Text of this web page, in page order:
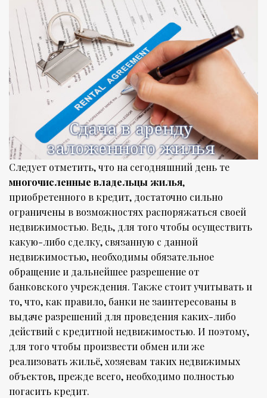
Следует отметить, что на сегодняшний день те
многочисленные владельцы жилья,
приобретенного в кредит, достаточно сильно
ограничены в возможностях распоряжаться своей
недвижимостью. Ведь, для того чтобы осуществить
какую-либо сделку, связанную с данной
недвижимостью, необходимы обязательное
обращение и дальнейшее разрешение от
банковского учреждения. Также стоит учитывать и
то, что, как правило, банки не заинтересованы в
выдаче разрешений для проведения каких-либо
действий с кредитной недвижимостью. И поэтому,
для того чтобы произвести обмен или же
реализовать жильё, хозяевам таких недвижимых
объектов, прежде всего, необходимо полностью
погасить кредит.